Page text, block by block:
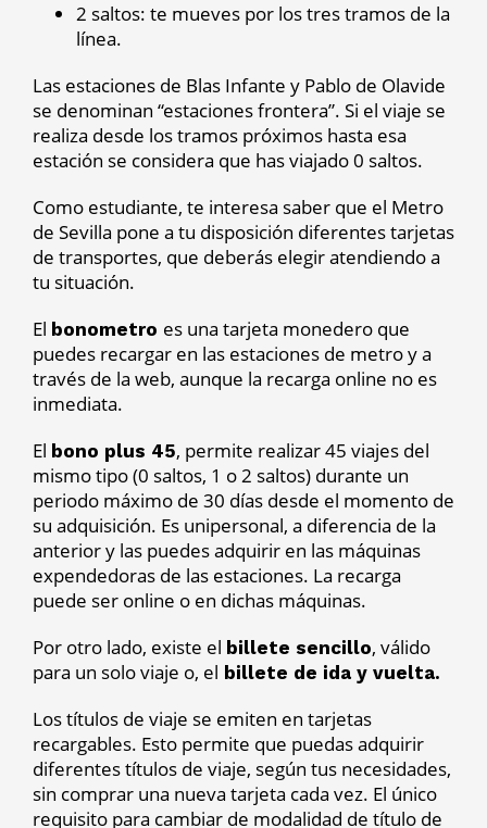
2 saltos: te mueves por los tres tramos de la
línea.
Las estaciones de Blas Infante y Pablo de Olavide
se denominan “estaciones frontera”. Si el viaje se
realiza desde los tramos próximos hasta esa
estación se considera que has viajado 0 saltos.
Como estudiante, te interesa saber que el Metro
de Sevilla pone a tu disposición diferentes tarjetas
de transportes, que deberás elegir atendiendo a
tu situación.
El bonometro es una tarjeta monedero que
puedes recargar en las estaciones de metro y a
través de la web, aunque la recarga online no es
inmediata.
El bono plus 45, permite realizar 45 viajes del
mismo tipo (0 saltos, 1 o 2 saltos) durante un
periodo máximo de 30 días desde el momento de
su adquisición. Es unipersonal, a diferencia de la
anterior y las puedes adquirir en las máquinas
expendedoras de las estaciones. La recarga
puede ser online o en dichas máquinas.
Por otro lado, existe el billete sencillo, válido
para un solo viaje o, el billete de ida y vuelta.
Los títulos de viaje se emiten en tarjetas
recargables. Esto permite que puedas adquirir
diferentes títulos de viaje, según tus necesidades,
sin comprar una nueva tarjeta cada vez. El único
requisito para cambiar de modalidad de título de